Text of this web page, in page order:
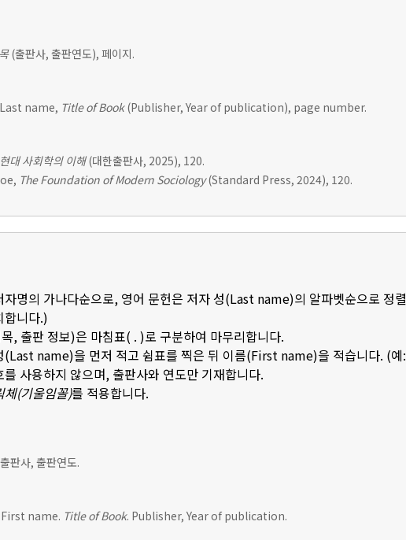
(출판사, 출판연도), 페이지.
name, Title of Book(Publisher, Year of publication), page number.
현대 사회학의 이해(대한출판사, 2025), 120.
The Foundation of Modern Sociology(Standard Press, 2024), 120.
자명의 가나다순으로, 영어 문헌은 저자 성(Last name)의 알파벳순으로 정
합니다.)
, 출판 정보)은 마침표( . )로 구분하여 마무리합니다.
(Last name)을 먼저 적고 쉼표를 찍은 뒤 이름(First name)을 적습니다.
사용하지 않으며, 출판사와 연도만 기재합니다.
체(기울임꼴)를 적용합니다.
판사, 출판연도.
name. Title of Book. Publisher, Year of publication.